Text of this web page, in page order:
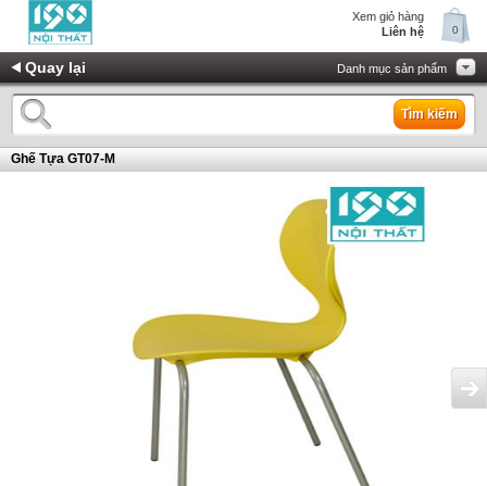
Xem giỏ hàng
Liên hệ
0
Quay lại Danh mục sản phẩm
Tìm kiếm
Ghế Tựa GT07-M